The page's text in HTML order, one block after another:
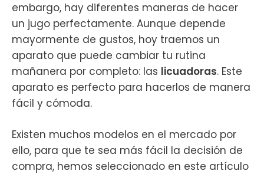
embargo, hay diferentes maneras de hacer
un jugo perfectamente. Aunque depende
mayormente de gustos, hoy traemos un
aparato que puede cambiar tu rutina
mañanera por completo: las licuadoras. Este
aparato es perfecto para hacerlos de manera
fácil y cómoda.
Existen muchos modelos en el mercado por
ello, para que te sea más fácil la decisión de
compra, hemos seleccionado en este artículo